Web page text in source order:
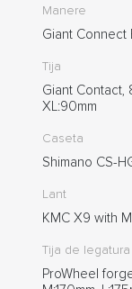
Manere
Giant Connect
Tija
Giant Contact,
XL:90mm
Caseta
Shimano CS-
Lant
KMC X9 with
Tija de legatura
ProWheel